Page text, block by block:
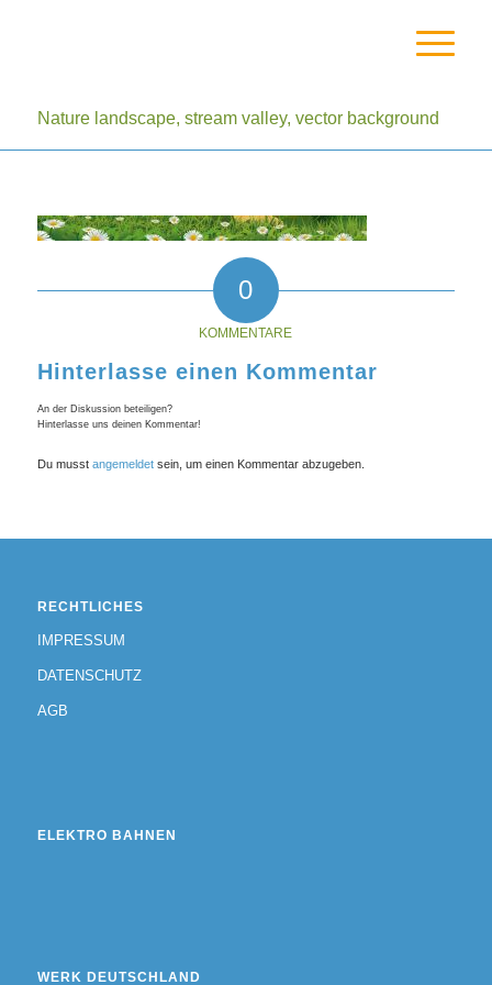
Nature landscape, stream valley, vector background
0
KOMMENTARE
Hinterlasse einen Kommentar
An der Diskussion beteiligen?
Hinterlasse uns deinen Kommentar!
Du musst angemeldetsein, um einen Kommentar abzugeben.
RECHTLICHES
IMPRESSUM
DATENSCHUTZ
AGB
ELEKTRO BAHNEN
WERK DEUTSCHLAND